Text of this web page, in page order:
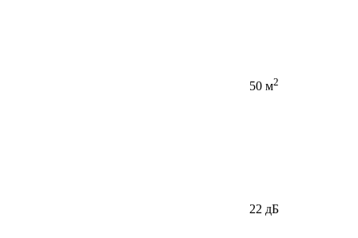
50 м2
22 дБ